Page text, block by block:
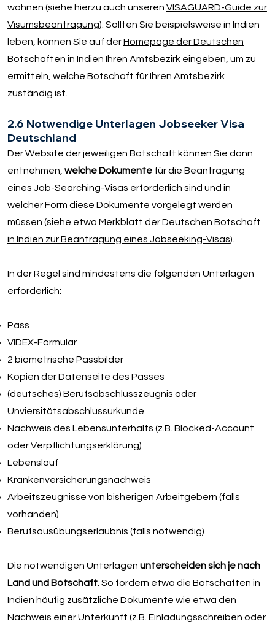
wohnen (siehe hierzu auch unseren VISAGUARD-Guide zur
Visumsbeantragung). Sollten Sie beispielsweise in Indien
leben, können Sie auf derHomepage der Deutschen
Botschaften in Indien Ihren Amtsbezirk eingeben, um zu
ermitteln, welche Botschaft für Ihren Amtsbezirk
zuständig ist.
2.6 Notwendige Unterlagen Jobseeker Visa
Deutschland
Der Website der jeweiligen Botschaft können Sie dann
entnehmen, welche Dokumentefür die Beantragung
eines Job-Searching-Visas erforderlich sind und in
welcher Form diese Dokumente vorgelegt werden
müssen (siehe etwa Merkblatt der Deutschen Botschaft
in Indien zur Beantragung eines Jobseeking-Visas).
In der Regel sind mindestens die folgenden Unterlagen
erforderlich:
Pass
VIDEX-Formular
2 biometrische Passbilder
Kopien der Datenseite des Passes
(deutsches) Berufsabschlusszeugnis oder
Unviersitätsabschlussurkunde
Nachweis des Lebensunterhalts (z.B. Blocked-Account
oder Verpflichtungserklärung)
Lebenslauf
Krankenversicherungsnachweis
Arbeitszeugnisse von bisherigen Arbeitgebern (falls
vorhanden)
Berufsausübungserlaubnis (falls notwendig)
Die notwendigen Unterlagen unterscheiden sich je nach
Land und Botschaft. So fordern etwa die Botschaften in
Indien häufig zusätzliche Dokumente wie etwa den
Nachweis einer Unterkunft (z.B. Einladungsschreiben oder